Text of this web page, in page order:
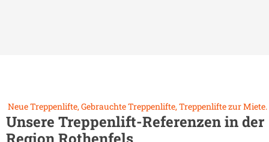
Neue Treppenlifte, Gebrauchte Treppenlifte, Treppenlifte zur Miete.
Unsere Treppenlift-Referenzen in der